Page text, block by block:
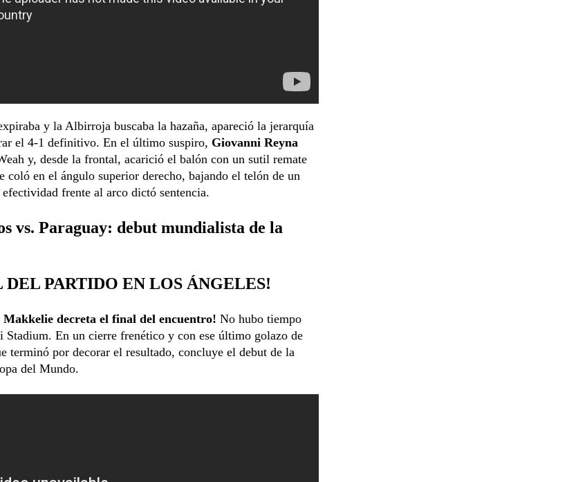
y la Albirroja buscaba la hazaña, apareció la jerarquía
el 4-1 definitivo. En el último suspiro, Giovanni Reyna
y, desde la frontal, acarició el balón con un sutil remate
coló en el ángulo superior derecho, bajando el telón de un
frente al arco dictó sentencia.
vs. Paraguay: debut mundialista de la
DEL PARTIDO EN LOS ÁNGELES!
decreta el final del encuentro! No hubo tiempo
Stadium. En un cierre frenético y con ese último golazo de
terminó por decorar el resultado, concluye el debut de la
del Mundo.